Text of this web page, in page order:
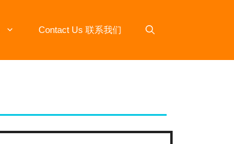
Contact Us 联系我们